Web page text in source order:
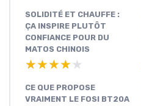
SOLIDITÉ ET CHAUFFE :
ÇA INSPIRE PLUTÔT
CONFIANCE POUR DU
MATOS CHINOIS
★★★★★
★★★★★
CE QUE PROPOSE
VRAIMENT LE FOSI BT20A